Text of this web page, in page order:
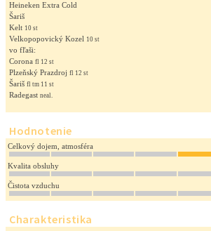
Heineken Extra Cold
Šariš
Kelt 10 st
Velkopopovický Kozel 10 st
vo fľaši:
Corona fl 12 st
Plzeňský Prazdroj fl 12 st
Šariš fl tm 11 st
Radegast neal.
Hodnotenie
Celkový dojem, atmosféra
Kvalita obsluhy
Čistota vzduchu
Charakteristika